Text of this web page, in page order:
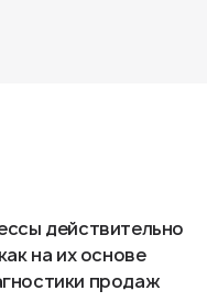
действительно
на их основе
продаж